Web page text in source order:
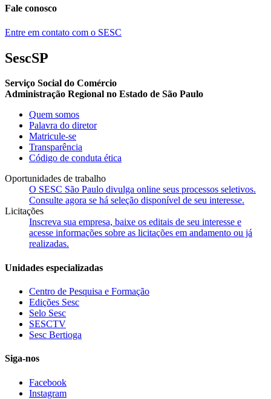
Fale conosco
Entre em contato com o SESC
SescSP
Serviço Social do Comércio
Administração Regional no Estado de São Paulo
Quem somos
Palavra do diretor
Matricule-se
Transparência
Código de conduta ética
Oportunidades de trabalho
O SESC São Paulo divulga online seus processos seletivos.
Consulte agora se há seleção disponível de seu interesse.
Licitações
Inscreva sua empresa, baixe os editais de seu interesse e
acesse informações sobre as licitações em andamento ou já
realizadas.
Unidades especializadas
Centro de Pesquisa e Formação
Edições Sesc
Selo Sesc
SESCTV
Sesc Bertioga
Siga-nos
Facebook
Instagram